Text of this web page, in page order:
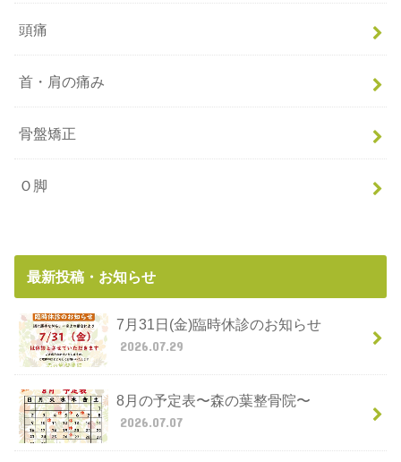
頭痛
首・肩の痛み
骨盤矯正
Ｏ脚
最新投稿・お知らせ
7月31日(金)臨時休診のお知らせ
2026.07.29
8月の予定表〜森の葉整骨院〜
2026.07.07